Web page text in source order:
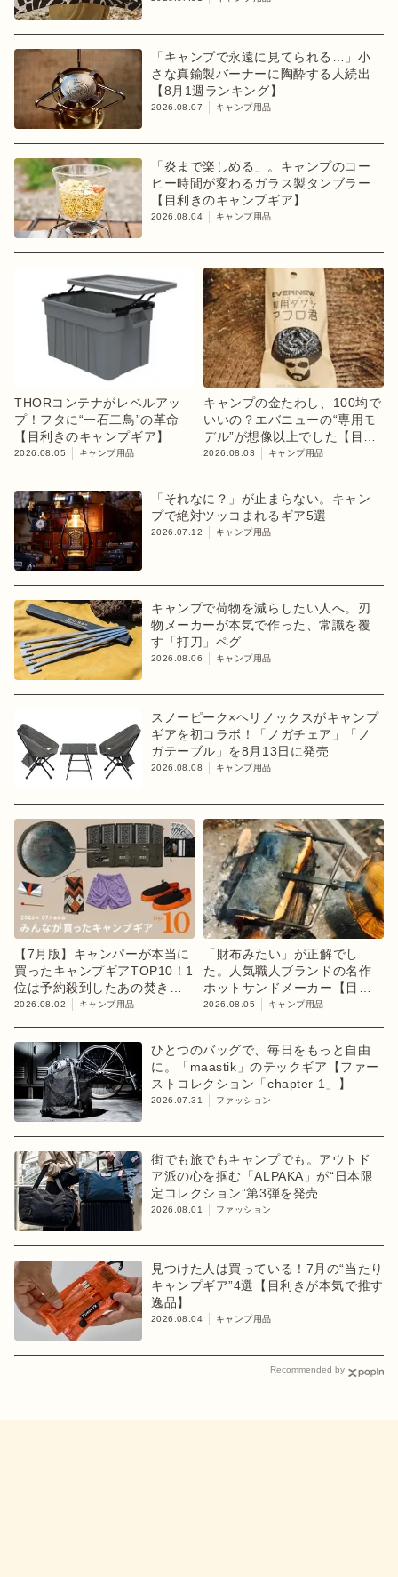
「キャンプで永遠に見てられる…」小
さな真鍮製バーナーに陶酔する人続出
【8月1週ランキング】
2026.08.07 キャンプ用品
「炎まで楽しめる」。キャンプのコー
ヒー時間が変わるガラス製タンブラー
【目利きのキャンプギア】
2026.08.04 キャンプ用品
THORコンテナがレベルアッ
プ！フタに“一石二鳥”の革命
【目利きのキャンプギア】
2026.08.05 キャンプ用品
キャンプの金たわし、100均で
いいの？エバニューの“専用モ
デル”が想像以上でした【目利
きのキャンプギア】
2026.08.03 キャンプ用品
「それなに？」が止まらない。キャン
プで絶対ツッコまれるギア5選
2026.07.12 キャンプ用品
キャンプで荷物を減らしたい人へ。刃
物メーカーが本気で作った、常識を覆
す「打刀」ペグ
2026.08.06 キャンプ用品
スノーピーク×ヘリノックスがキャンプ
ギアを初コラボ！「ノガチェア」「ノ
ガテーブル」を8月13日に発売
2026.08.08 キャンプ用品
【7月版】キャンパーが本当に
買ったキャンプギアTOP10！1
位は予約殺到したあの焚き火
台
2026.08.02 キャンプ用品
「財布みたい」が正解でし
た。人気職人ブランドの名作
ホットサンドメーカー【目利
きのキャンプギア】
2026.08.05 キャンプ用品
ひとつのバッグで、毎日をもっと自由
に。「maastik」のテックギア【ファー
ストコレクション「chapter 1」】
2026.07.31 ファッション
街でも旅でもキャンプでも。アウトド
ア派の心を掴む「ALPAKA」が“日本限
定コレクション”第3弾を発売
2026.08.01 ファッション
見つけた人は買っている！7月の“当たり
キャンプギア”4選【目利きが本気で推す
逸品】
2026.08.04 キャンプ用品
Recommended by